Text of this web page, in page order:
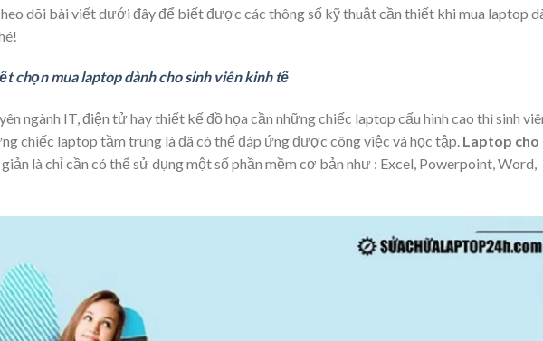
dõi bài viết dưới đây để biết được các thông số kỹ thuật cần thiết khi mua laptop
chọn mua laptop dành cho sinh viên kinh tế
ngành IT, điện tử hay thiết kế đồ họa cần những chiếc laptop cấu hình cao thì sinh
chiếc laptop tầm trung là đã có thể đáp ứng được công việc và học tập. Laptop cho
là chỉ cần có thể sử dụng một số phần mềm cơ bản như : Excel, Powerpoint, Word,